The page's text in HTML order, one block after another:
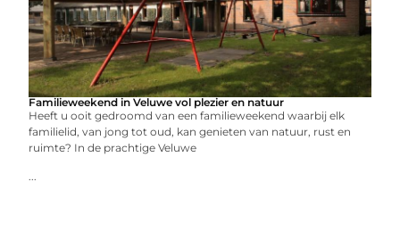
Familieweekend in Veluwe vol plezier en natuur
Heeft u ooit gedroomd van een familieweekend waarbij elk
familielid, van jong tot oud, kan genieten van natuur, rust en
ruimte? In de prachtige Veluwe
...